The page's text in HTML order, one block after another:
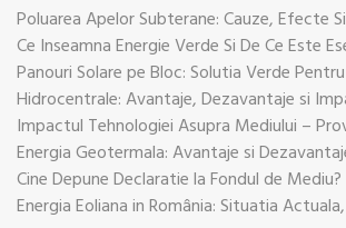
Panouri Solare pe Bloc: Solutia Verde
Cine Depune Declaratie la Fondul de Mediu?